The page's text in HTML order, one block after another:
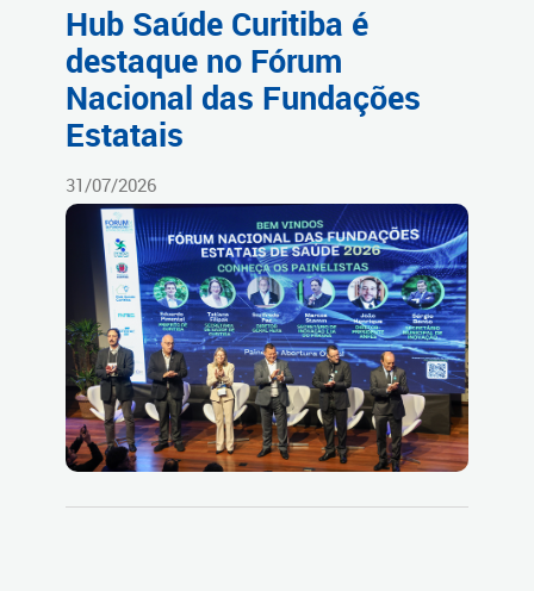
Hub Saúde Curitiba é
destaque no Fórum
Nacional das Fundações
Estatais
31/07/2026